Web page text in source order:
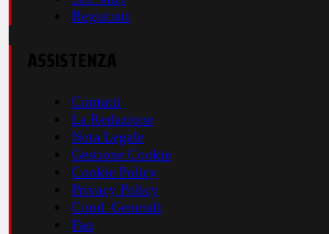
Registrati
Contatti
La Redazione
Nota Legale
Gestione Cookie
Cookie Policy
Privacy Policy
Cond. Generali
Faq